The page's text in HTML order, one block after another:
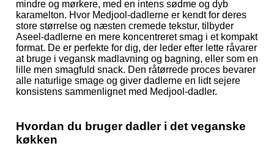
mindre og mørkere, med en intens sødme og dyb
karamelton. Hvor Medjool-dadlerne er kendt for deres
store størrelse og næsten cremede tekstur, tilbyder
Aseel-dadlerne en mere koncentreret smag i et kompakt
format. De er perfekte for dig, der leder efter lette råvarer
at bruge i vegansk madlavning og bagning, eller som en
lille men smagfuld snack. Den råtørrede proces bevarer
alle naturlige smage og giver dadlerne en lidt sejere
konsistens sammenlignet med Medjool-dadler.
Hvordan du bruger dadler i det veganske
køkken